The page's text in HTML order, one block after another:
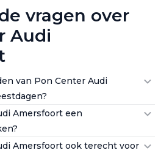
vragen over
Audi
van Pon Center Audi
Amersfoort een
Amersfoort ook terecht voor